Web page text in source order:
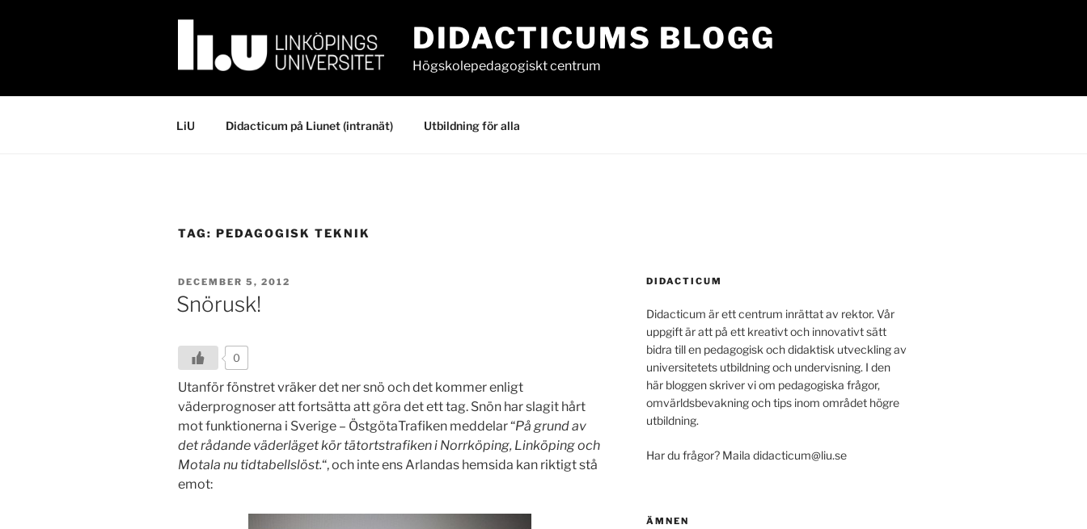
DIDACTICUMS BLOGG
Högskolepedagogiskt centrum
LiU Didacticum på Liunet (intranät) Utbildning för alla
TAG: PEDAGOGISK TEKNIK
POSTED
ON
DECEMBER 5, 2012
Snörusk!
0
Utanför fönstret vräker det ner snö och det kommer enligt
väderprognoser att fortsätta att göra det ett tag. Snön har slagit hårt
mot funktionerna i Sverige – ÖstgötaTrafiken meddelar “På grund av
det rådande väderläget kör tätortstrafiken i Norrköping, Linköping och
Motala nu tidtabellslöst.“, och inte ens Arlandas hemsida kan riktigt stå
emot:
DIDACTICUM
Didacticum är ett centrum inrättat av rektor. Vår
uppgift är att på ett kreativt och innovativt sätt
bidra till en pedagogisk och didaktisk utveckling av
universitetets utbildning och undervisning. I den
här bloggen skriver vi om pedagogiska frågor,
omvärldsbevakning och tips inom området högre
utbildning.
Har du frågor? Maila didacticum@liu.se
ÄMNEN